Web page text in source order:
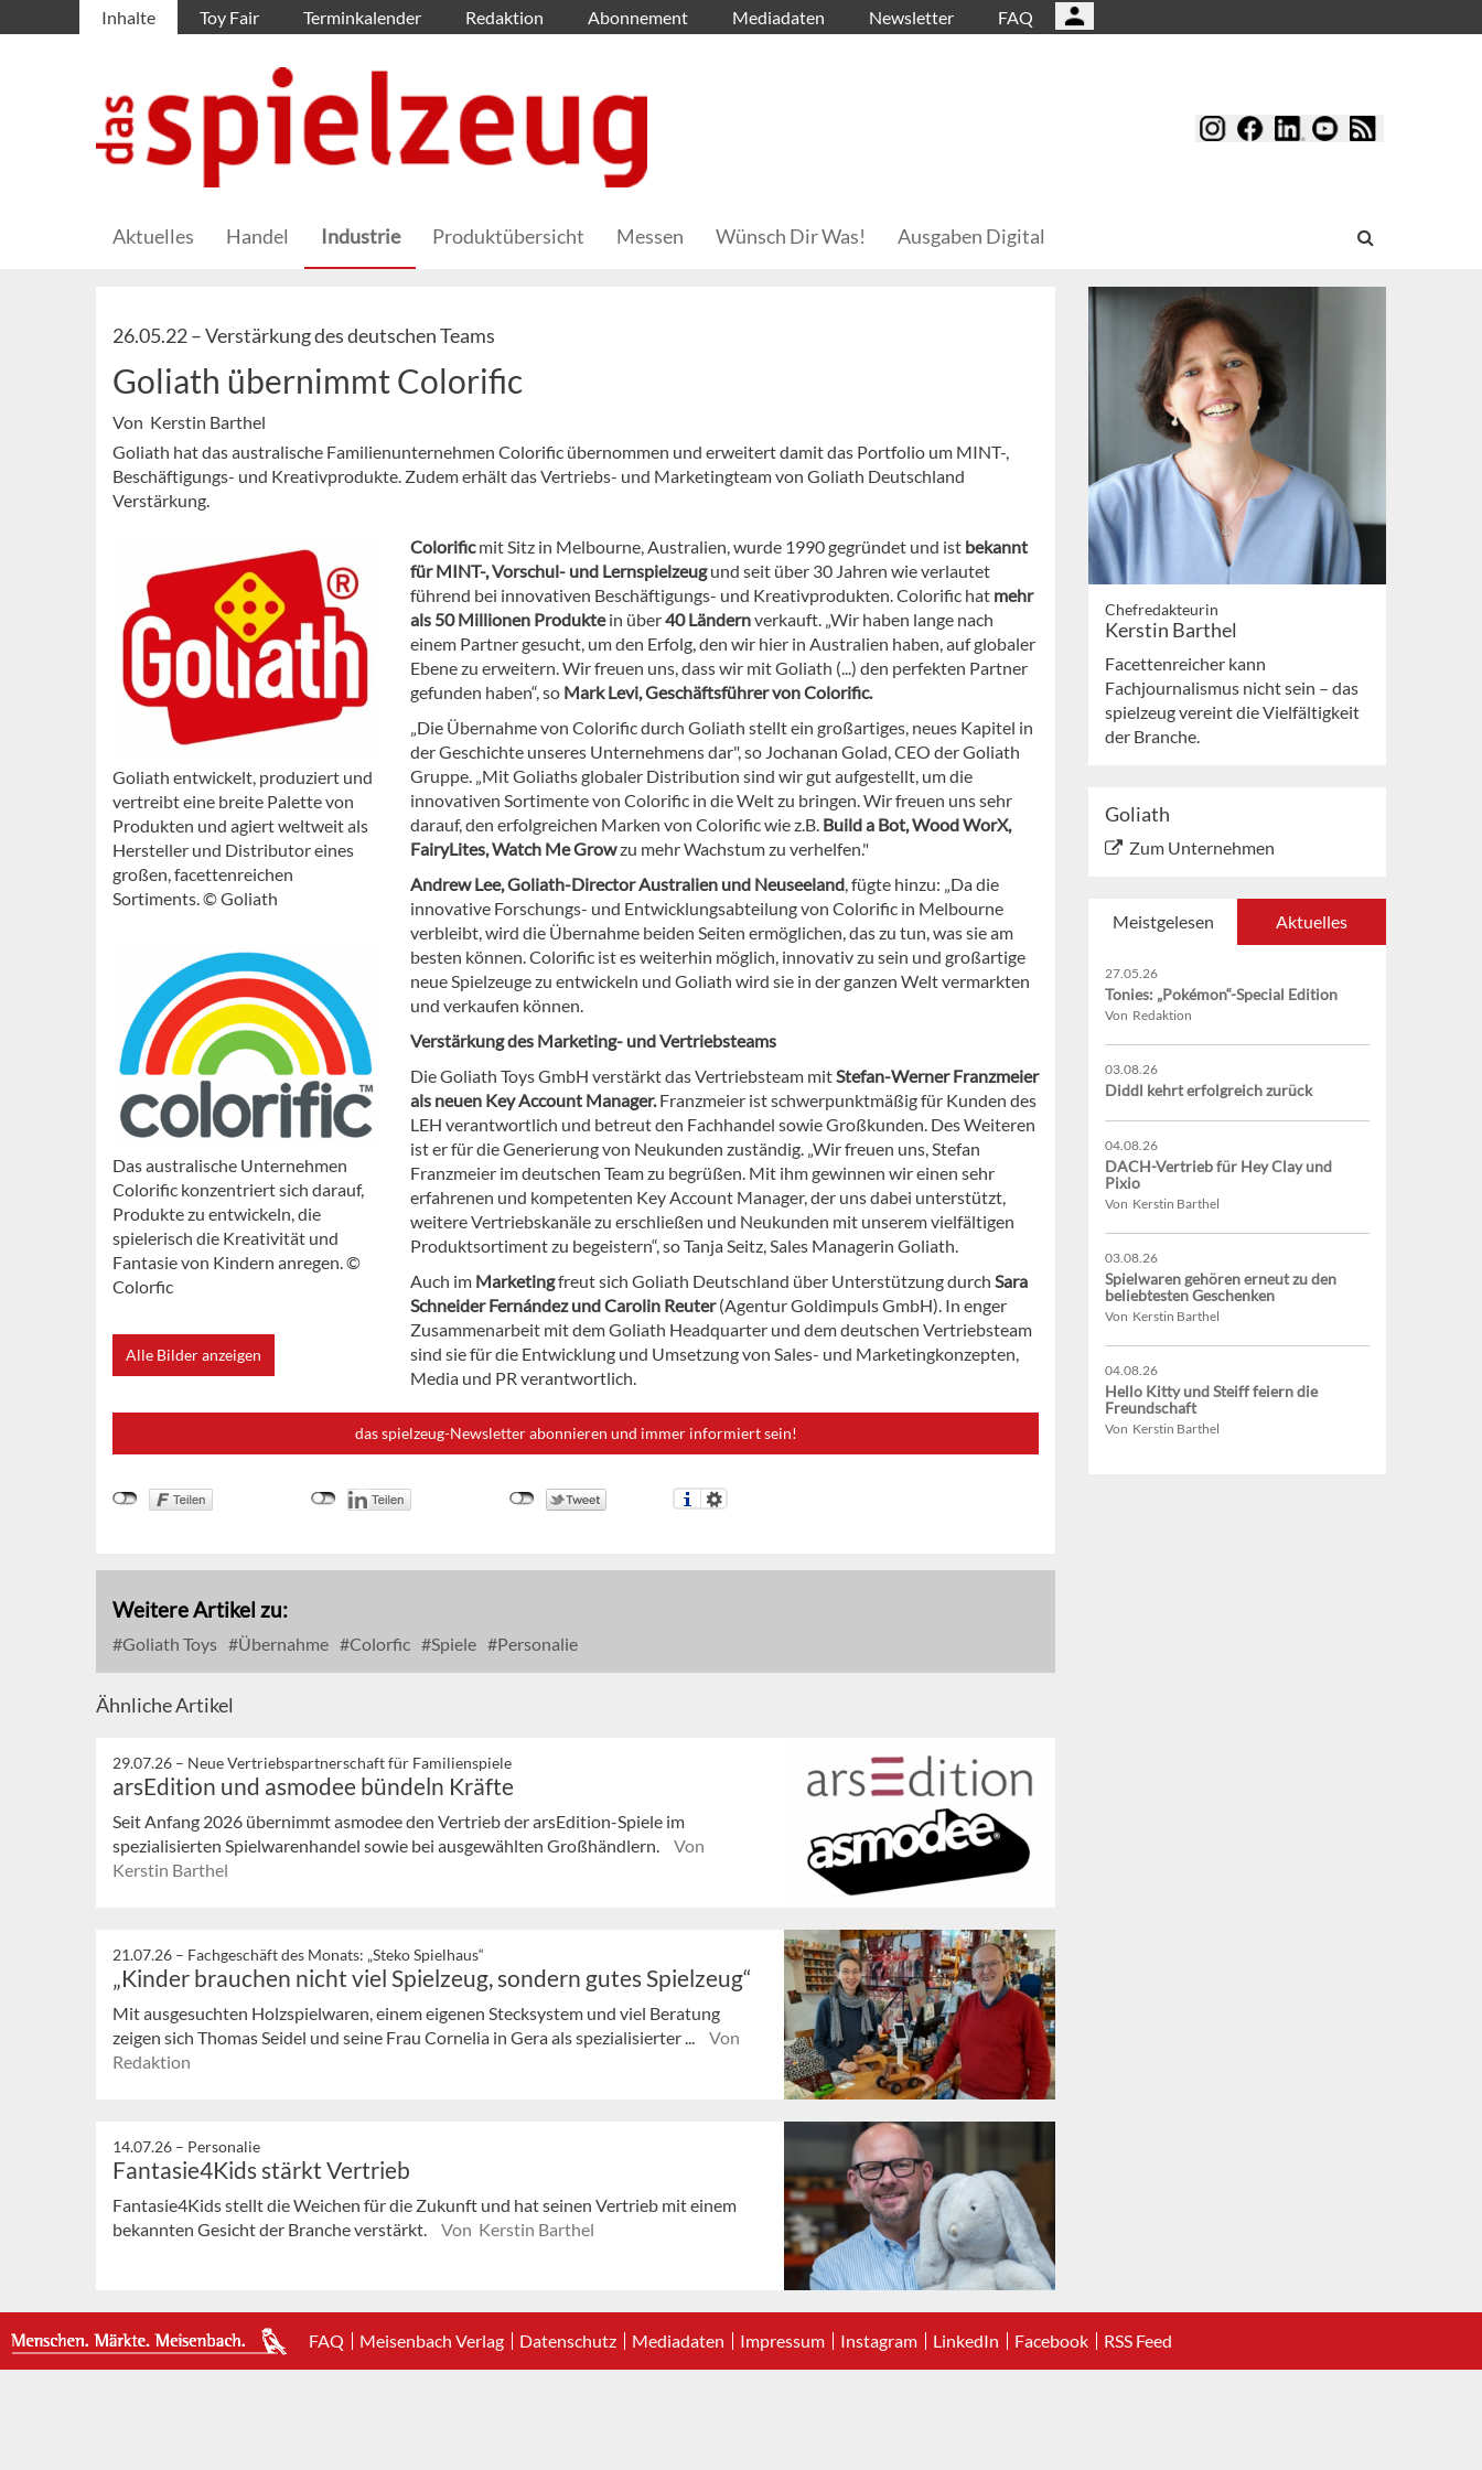
Inhalte Toy Fair Terminkalender Redaktion Abonnement Mediadaten Newsletter FAQ
Aktuelles Handel Industrie Produktübersicht Messen Wünsch Dir Was! Ausgaben Digital
26.05.22 –Verstärkung des deutschen Teams
Goliath übernimmt Colorific
Von Kerstin Barthel
Goliath hat das australische Familienunternehmen Colorific übernommen und erweitert damit das Portfolio um MINT-,
Beschäftigungs- und Kreativprodukte. Zudem erhält das Vertriebs- und Marketingteam von Goliath Deutschland
Verstärkung.
Goliath entwickelt, produziert und
vertreibt eine breite Palette von
Produkten und agiert weltweit als
Hersteller und Distributor eines
großen, facettenreichen
Sortiments. © Goliath
Das australische Unternehmen
Colorific konzentriert sich darauf,
Produkte zu entwickeln, die
spielerisch die Kreativität und
Fantasie von Kindern anregen. ©
Colorfic
Alle Bilder anzeigen
Colorificmit Sitz in Melbourne, Australien, wurde 1990 gegründet und ist bekannt
für MINT-, Vorschul- und Lernspielzeugund seit über 30 Jahren wie verlautet
führend bei innovativen Beschäftigungs- und Kreativprodukten. Colorific hat mehr
als 50 Millionen Produktein über40 Ländernverkauft. „Wir haben lange nach
einem Partner gesucht, um den Erfolg, den wir hier in Australien haben, auf globaler
Ebene zu erweitern. Wir freuen uns, dass wir mit Goliath (...) den perfekten Partner
gefunden haben“, so Mark Levi, Geschäftsführer von Colorific.
„Die Übernahme von Colorific durch Goliath stellt ein großartiges, neues Kapitel in
der Geschichte unseres Unternehmens dar", so Jochanan Golad, CEO der Goliath
Gruppe. „Mit Goliaths globaler Distribution sind wir gut aufgestellt, um die
innovativen Sortimente von Colorific in die Welt zu bringen. Wir freuen uns sehr
darauf, den erfolgreichen Marken von Colorific wie z.B. Build a Bot, Wood WorX,
FairyLites, Watch Me Growzu mehr Wachstum zu verhelfen."
Andrew Lee, Goliath-Director Australien und Neuseeland, fügte hinzu: „Da die
innovative Forschungs- und Entwicklungsabteilung von Colorific in Melbourne
verbleibt, wird die Übernahme beiden Seiten ermöglichen, das zu tun, was sie am
besten können. Colorific ist es weiterhin möglich, innovativ zu sein und großartige
neue Spielzeuge zu entwickeln und Goliath wird sie in der ganzen Welt vermarkten
und verkaufen können.
Verstärkung des Marketing- und Vertriebsteams
Die Goliath Toys GmbH verstärkt das Vertriebsteam mitStefan-Werner Franzmeier
als neuen Key Account Manager.Franzmeier ist schwerpunktmäßig für Kunden des
LEH verantwortlich und betreut den Fachhandel sowie Großkunden. Des Weiteren
ist er für die Generierung von Neukunden zuständig. „Wir freuen uns, Stefan
Franzmeier im deutschen Team zu begrüßen. Mit ihm gewinnen wir einen sehr
erfahrenen und kompetenten Key Account Manager, der uns dabei unterstützt,
weitere Vertriebskanäle zu erschließen und Neukunden mit unserem vielfältigen
Produktsortiment zu begeistern“, so Tanja Seitz, Sales Managerin Goliath.
Auch im Marketingfreut sich Goliath Deutschland über Unterstützung durch Sara
Schneider Fernández und Carolin Reuter(Agentur Goldimpuls GmbH). In enger
Zusammenarbeit mit dem Goliath Headquarter und dem deutschen Vertriebsteam
sind sie für die Entwicklung und Umsetzung von Sales- und Marketingkonzepten,
Media und PR verantwortlich.
das spielzeug-Newsletter abonnieren und immer informiert sein!
Weitere Artikel zu:
Goliath Toys Übernahme Colorfic Spiele Personalie
Ähnliche Artikel
29.07.26 – Neue Vertriebspartnerschaft für Familienspiele
arsEdition und asmodee bündeln Kräfte
Seit Anfang 2026 übernimmt asmodee den Vertrieb der arsEdition-Spiele im
spezialisierten Spielwarenhandel sowie bei ausgewählten Großhändlern.
Von
Kerstin Barthel
21.07.26 – Fachgeschäft des Monats: „Steko Spielhaus“
„Kinder brauchen nicht viel Spielzeug, sondern gutes Spielzeug“
Mit ausgesuchten Holzspielwaren, einem eigenen Stecksystem und viel Beratung
zeigen sich Thomas Seidel und seine Frau Cornelia in Gera als spezialisierter ...
Von
Redaktion
14.07.26 – Personalie
Fantasie4Kids stärkt Vertrieb
Fantasie4Kids stellt die Weichen für die Zukunft und hat seinen Vertrieb mit einem
bekannten Gesicht der Branche verstärkt.
Von Kerstin Barthel
Chefredakteurin
Kerstin Barthel
Facettenreicher kann
Fachjournalismus nicht sein – das
spielzeug vereint die Vielfältigkeit
der Branche.
Goliath
Zum Unternehmen
Meistgelesen Aktuelles
27.05.26
Tonies: „Pokémon“-Special Edition
Von Redaktion
03.08.26
Diddl kehrt erfolgreich zurück
04.08.26
DACH-Vertrieb für Hey Clay und
Pixio
Von Kerstin Barthel
03.08.26
Spielwaren gehören erneut zu den
beliebtesten Geschenken
Von Kerstin Barthel
04.08.26
Hello Kitty und Steiff feiern die
Freundschaft
Von Kerstin Barthel
FAQ Meisenbach Verlag Datenschutz Mediadaten Impressum Instagram LinkedIn Facebook RSS Feed